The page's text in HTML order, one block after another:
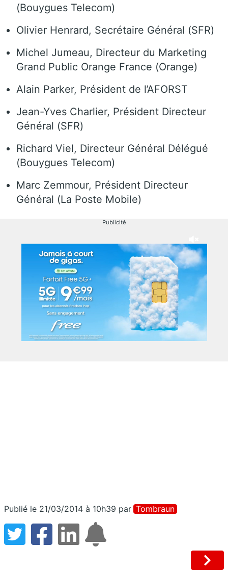
(Bouygues Telecom)
Olivier Henrard, Secrétaire Général (SFR)
Michel Jumeau, Directeur du Marketing
Grand Public Orange France (Orange)
Alain Parker, Président de l’AFORST
Jean-Yves Charlier, Président Directeur
Général (SFR)
Richard Viel, Directeur Général Délégué
(Bouygues Telecom)
Marc Zemmour, Président Directeur
Général (La Poste Mobile)
Publicité
Publié le 21/03/2014 à 10h39 par Tombraun